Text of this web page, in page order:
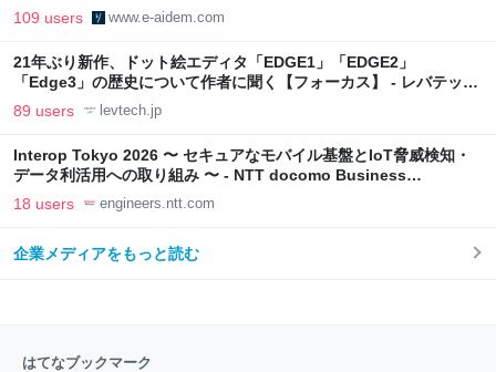
109 users www.e-aidem.com
21年ぶり新作、ドット絵エディタ「EDGE1」「EDGE2」
「Edge3」の歴史について作者に聞く【フォーカス】 - レバテック
LAB
89 users levtech.jp
Interop Tokyo 2026 〜 セキュアなモバイル基盤とIoT脅威検知・
データ利活用への取り組み 〜 - NTT docomo Business
Engineers' Blog
18 users engineers.ntt.com
企業メディアをもっと読む
はてなブックマーク